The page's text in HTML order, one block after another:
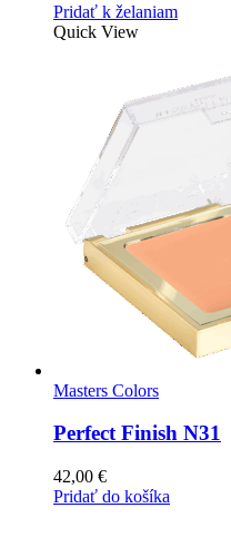
Pridať k želaniam
Quick View
Masters Colors
Perfect Finish N31
42,00 €
Pridať do košíka